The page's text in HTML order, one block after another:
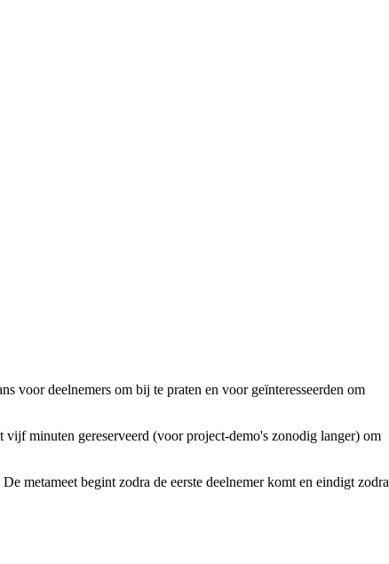
voor deelnemers om bij te praten en voor geïnteresseerden om
minuten gereserveerd (voor project-demo's zonodig langer) om
De metameet begint zodra de eerste deelnemer komt en eindigt zodra